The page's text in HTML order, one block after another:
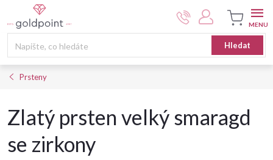
na
Hledat
Nákupní
košík
Prsteny
Zlatý prsten velký smaragd
se zirkony